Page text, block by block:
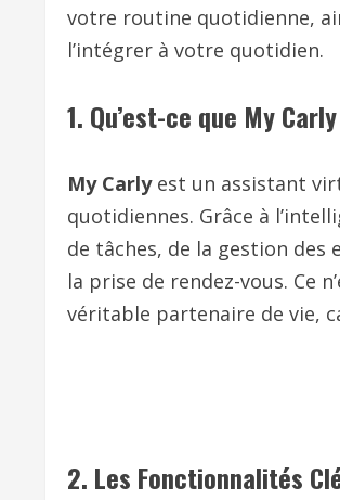
votre routine quotidienne,
l’intégrer à votre quotidien.
1. Qu’est-ce que My
My Carlyest un assistant
quotidiennes. Grâce à
de tâches, de la gestion
la prise de rendez-vous. Ce
véritable partenaire de vie,
2. Les Fonctionnalités